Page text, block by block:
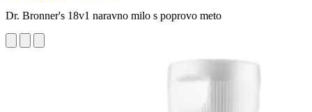
Dr. Bronner's 18v1 naravno milo s poprovo meto